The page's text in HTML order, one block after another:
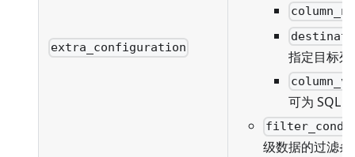
extra_configuration
指定目标
可为 SQL
级数据的过滤